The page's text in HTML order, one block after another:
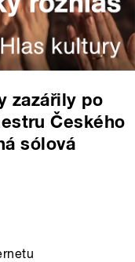
zazářily po
Českého
sólová